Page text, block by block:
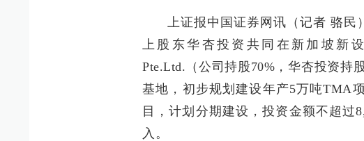
上证报中国证券网讯（记者 骆民
上股东华杏投资共同在新加坡新设
Pte.Ltd.（公司持股70%，华杏投资持
基地，初步规划建设年产5万吨TMA
目，计划分期建设，投资金额不超过
入。